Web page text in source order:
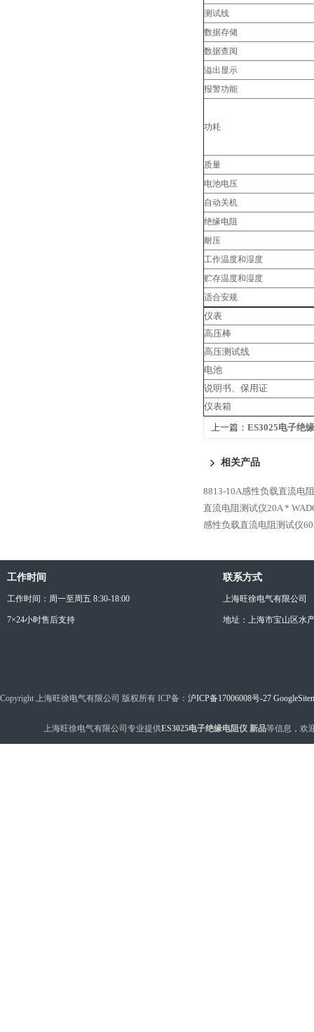
测试线
数据存储
数据查阅
溢出显示
报警功能
功耗
质量
电池电压
自动关机
绝缘电阻
耐压
工作温度和湿度
贮存温度和湿度
适合安规
仪表
高压棒
高压测试线
电池
说明书、保用证
仪表箱
上一篇： ES3025电子绝
相关产品
8813-10A感性负载直流电
直流电阻测试仪20A *
感性负载直流电阻测试仪
工作时间
工作时间：周一至周五 8:30-18:00
7×24小时售后支持
联系方式
上海旺徐电气有限公司
地址：上海市宝山区水
Copyright 上海旺徐电气有限公司 版权所有 ICP备： 沪ICP备17006008号-27
上海旺徐电气有限公司专业提供ES3025电子绝缘电阻仪 新品等信息，欢